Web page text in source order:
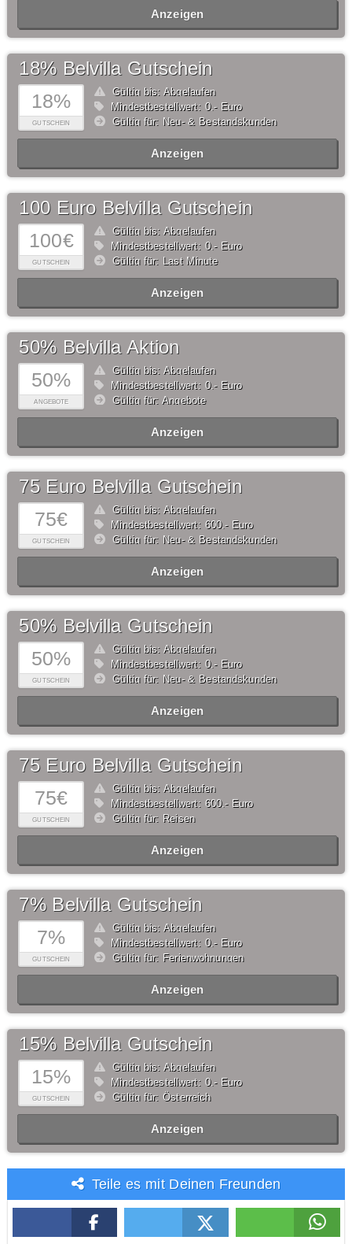
Anzeigen
18%
GUTSCHEIN
18% Belvilla Gutschein
Gültig bis: Abgelaufen
Mindestbestellwert: 0,- Euro
Gültig für: Neu- & Bestandskunden
Anzeigen
100€
GUTSCHEIN
100 Euro Belvilla Gutschein
Gültig bis: Abgelaufen
Mindestbestellwert: 0,- Euro
Gültig für: Last Minute
Anzeigen
50%
ANGEBOTE
50% Belvilla Aktion
Gültig bis: Abgelaufen
Mindestbestellwert: 0,- Euro
Gültig für: Angebote
Anzeigen
75€
GUTSCHEIN
75 Euro Belvilla Gutschein
Gültig bis: Abgelaufen
Mindestbestellwert: 600,- Euro
Gültig für: Neu- & Bestandskunden
Anzeigen
50%
GUTSCHEIN
50% Belvilla Gutschein
Gültig bis: Abgelaufen
Mindestbestellwert: 0,- Euro
Gültig für: Neu- & Bestandskunden
Anzeigen
75€
GUTSCHEIN
75 Euro Belvilla Gutschein
Gültig bis: Abgelaufen
Mindestbestellwert: 600,- Euro
Gültig für: Reisen
Anzeigen
7%
GUTSCHEIN
7% Belvilla Gutschein
Gültig bis: Abgelaufen
Mindestbestellwert: 0,- Euro
Gültig für: Ferienwohnungen
Anzeigen
15%
GUTSCHEIN
15% Belvilla Gutschein
Gültig bis: Abgelaufen
Mindestbestellwert: 0,- Euro
Gültig für: Österreich
Anzeigen
Teile es mit Deinen Freunden